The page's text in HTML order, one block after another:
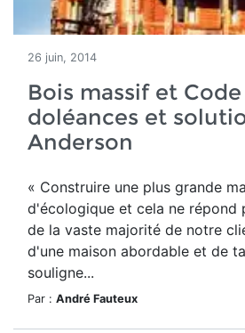
26 juin, 2014
Bois massif et Code
doléances et
Anderson
« Construire une plus grande
d'écologique et cela ne répond
de la vaste majorité de notre
d'une maison abordable et de
souligne...
Par : André Fauteux